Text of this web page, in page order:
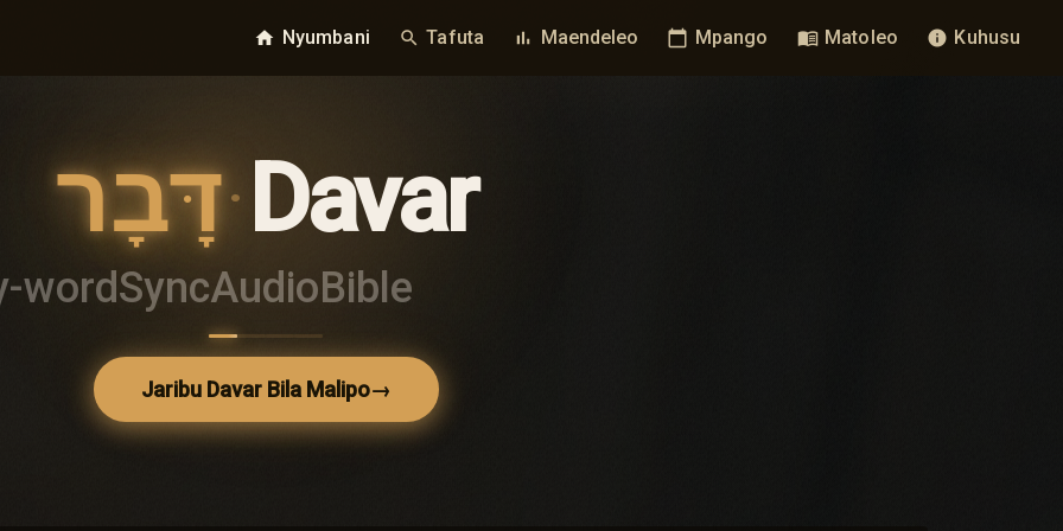
home Nyumbani search Tafuta bar_chart Maendeleo calendar_today Mpango menu_book Matoleo info Kuhusu
דָּבָר·Davar
wordSyncAudioBible
Jaribu Davar Bila Malipo→